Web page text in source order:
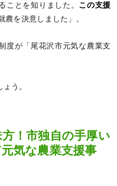
ことを知りました。 この支援
農を決意しました」。
度が「尾花沢市元気な農業支
う。
！市独自の手厚い
気な農業支援事